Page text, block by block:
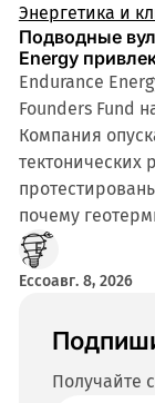
Энергетика и
Подводные
Energy
Endurance
Founders Fund
Компания
тектонических
почему
Eccoавг. 8, 2026
Получайте